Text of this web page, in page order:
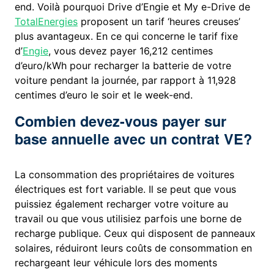
end. Voilà pourquoi Drive d’Engie et My e-Drive de
TotalEnergies proposent un tarif ‘heures creuses’
plus avantageux. En ce qui concerne le tarif fixe
d’Engie, vous devez payer 16,212 centimes
d’euro/kWh pour recharger la batterie de votre
voiture pendant la journée, par rapport à 11,928
centimes d’euro le soir et le week-end.
Combien devez-vous payer sur
base annuelle avec un contrat VE?
La consommation des propriétaires de voitures
électriques est fort variable. Il se peut que vous
puissiez également recharger votre voiture au
travail ou que vous utilisiez parfois une borne de
recharge publique. Ceux qui disposent de panneaux
solaires, réduiront leurs coûts de consommation en
rechargeant leur véhicule lors des moments